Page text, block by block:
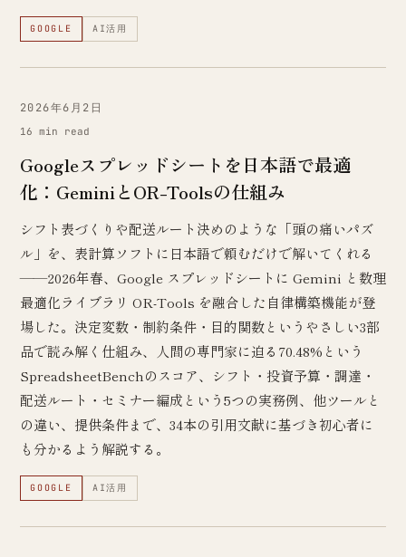
GOOGLE AI活用
2026年6月2日
16 min read
Googleスプレッドシートを日本語で最適
化：GeminiとOR-Toolsの仕組み
シフト表づくりや配送ルート決めのような「頭の痛いパズ
ル」を、表計算ソフトに日本語で頼むだけで解いてくれる
——2026年春、Google スプレッドシートに Gemini と数理
最適化ライブラリ OR-Tools を融合した自律構築機能が登
場した。決定変数・制約条件・目的関数というやさしい3部
品で読み解く仕組み、人間の専門家に迫る70.48%という
SpreadsheetBenchのスコア、シフト・投資予算・調達・
配送ルート・セミナー編成という5つの実務例、他ツールと
の違い、提供条件まで、34本の引用文献に基づき初心者に
も分かるよう解説する。
GOOGLE AI活用